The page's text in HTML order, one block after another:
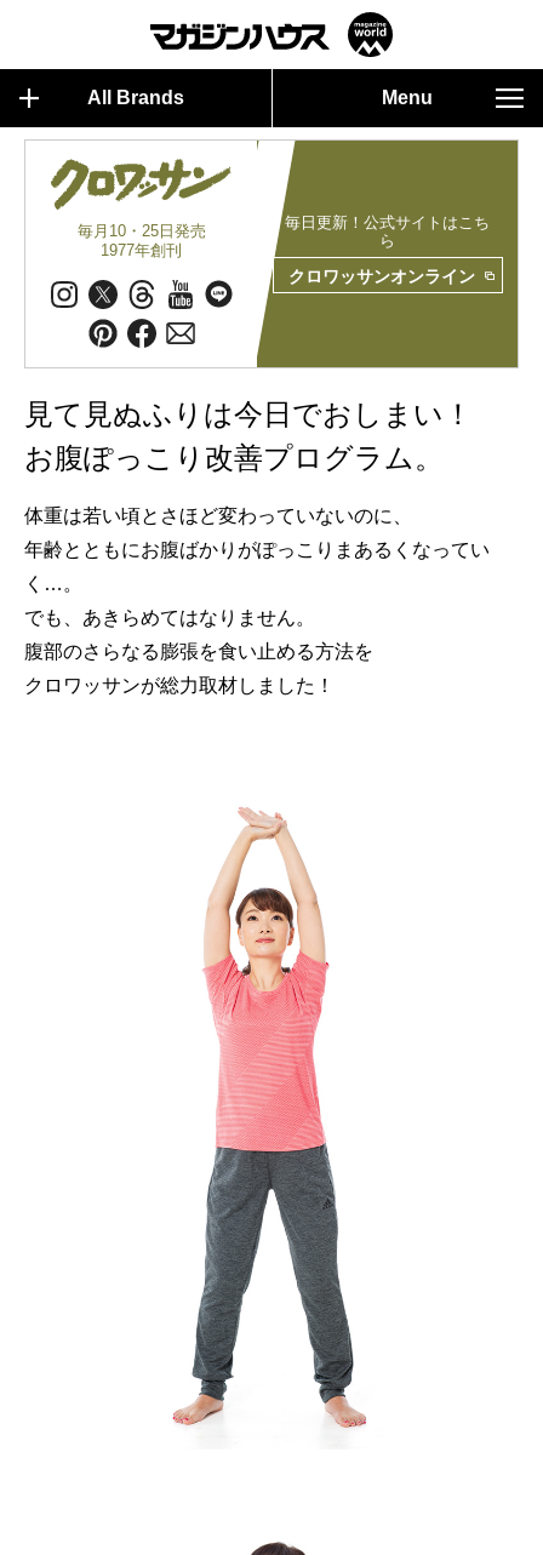
All Brands Menu
毎月10・25日発売
1977年創刊
毎日更新！公式サイトはこち
ら
クロワッサンオンライン
見て見ぬふりは今日でおしまい！
お腹ぽっこり改善プログラム。
体重は若い頃とさほど変わっていないのに、
年齢とともにお腹ばかりがぽっこりまあるくなってい
く…。
でも、あきらめてはなりません。
腹部のさらなる膨張を食い止める方法を
クロワッサンが総力取材しました！